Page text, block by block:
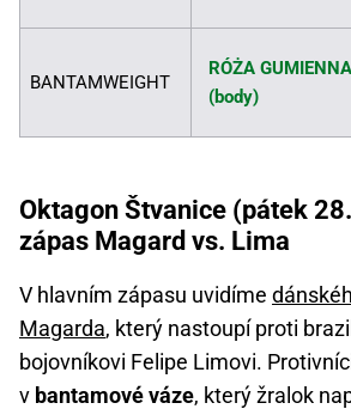
BANTAMWEIGHT
RÓŻA GUMIENNA
(body)
Oktagon Štvanice (pátek
zápas Magard vs. Lima
V hlavním zápasu uvidíme
Magarda, který nastoupí proti
bojovníkovi Felipe Limovi.
v bantamové váze, který žralok